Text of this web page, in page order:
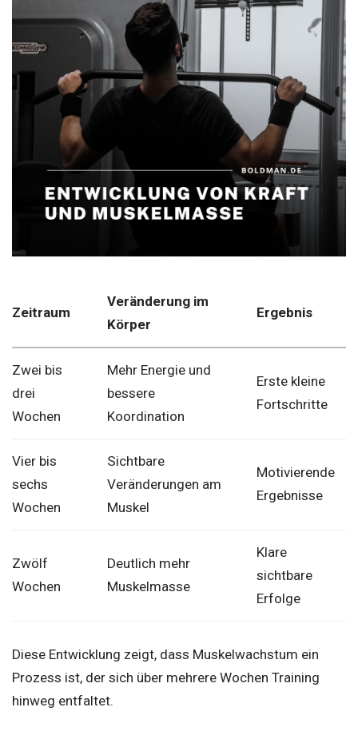
Zeitraum
Veränderung im
Körper
Ergebnis
Zwei bis
drei
Wochen
Mehr Energie und
bessere
Koordination
Erste kleine
Fortschritte
Vier bis
sechs
Wochen
Sichtbare
Veränderungen am
Muskel
Motivierende
Ergebnisse
Zwölf
Wochen
Deutlich mehr
Muskelmasse
Klare
sichtbare
Erfolge
Diese Entwicklung zeigt, dass Muskelwachstum ein
Prozess ist, der sich über mehrere Wochen Training
hinweg entfaltet.